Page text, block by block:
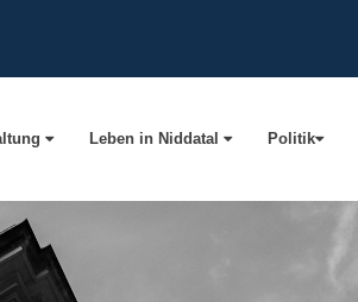
Leben in Niddatal Politik